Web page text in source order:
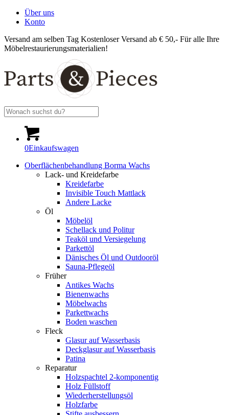
Über uns
Konto
Versand am selben Tag Kostenloser Versand ab € 50,- Für alle Ihre
Möbelrestaurierungsmaterialien!
0Einkaufswagen
Oberflächenbehandlung Borma Wachs
Lack- und Kreidefarbe
Kreidefarbe
Invisible Touch Mattlack
Andere Lacke
Öl
Möbelöl
Schellack und Politur
Teaköl und Versiegelung
Parkettöl
Dänisches Öl und Outdooröl
Sauna-Pflegeöl
Früher
Antikes Wachs
Bienenwachs
Möbelwachs
Parkettwachs
Boden waschen
Fleck
Glasur auf Wasserbasis
Deckglasur auf Wasserbasis
Patina
Reparatur
Holzspachtel 2-komponentig
Holz Füllstoff
Wiederherstellungsöl
Holzfarbe